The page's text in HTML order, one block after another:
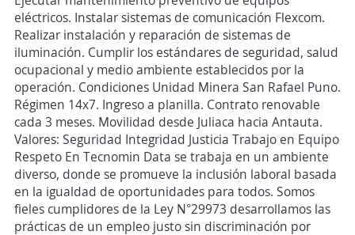
eléctricos. Instalar sistemas de comunicación Flexcom.
Realizar instalación y reparación de sistemas de
iluminación. Cumplir los estándares de seguridad, salud
ocupacional y medio ambiente establecidos por la
operación. Condiciones Unidad Minera San Rafael Puno.
Régimen 14x7. Ingreso a planilla. Contrato renovable
cada 3 meses. Movilidad desde Juliaca hacia Antauta.
Valores: Seguridad Integridad Justicia Trabajo en Equipo
Respeto En Tecnomin Data se trabaja en un ambiente
diverso, donde se promueve la inclusión laboral basada
en la igualdad de oportunidades para todos. Somos
fieles cumplidores de la Ley N°29973 desarrollamos las
prácticas de un empleo justo sin discriminación por